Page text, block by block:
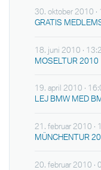
30. oktober 2010 ·
GRATIS
18. juni 2010 ·
MOSELTUR 2010
19. april 2010 ·
LEJ BMW MED
21. februar 2010 ·
MÜNCHENTUR
20. februar 2010 ·